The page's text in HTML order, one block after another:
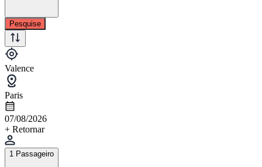
Pesquise
Valence
Paris
07/08/2026
+ Retornar
1 Passageiro